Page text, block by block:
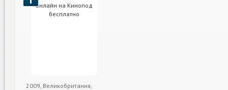
2009, Великобритания,